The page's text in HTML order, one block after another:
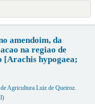
amendoim, da
na regiao de
[Arachis hypogaea;
Agricultura Luiz de Queiroz.